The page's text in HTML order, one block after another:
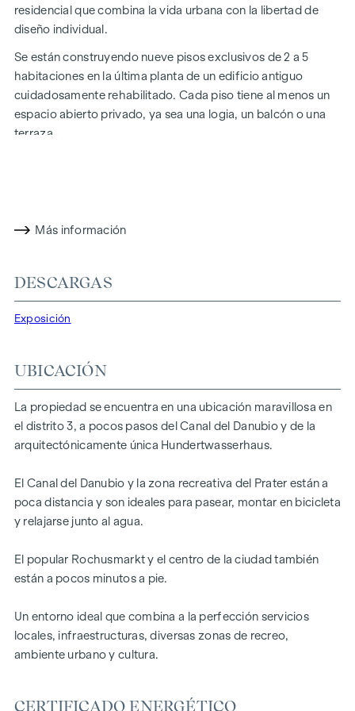
residencial que combina la vida urbana con la libertad de
diseño individual.
Se están construyendo nueve pisos exclusivos de 2 a 5
habitaciones en la última planta de un edificio antiguo
cuidadosamente rehabilitado. Cada piso tiene al menos un
espacio abierto privado, ya sea una logia, un balcón o una
terraza.
concepto global armonioso.
en el exterior: en la libertad de diseño individual de su piso y
en la puerta de su casa, con el Canal del Danubio para correr
por las mañanas y el Prater con su amplia oferta de ocio.
diseño:
sobre plano, lo que le permite decidir personalmente el
diseño y el mobiliario.
arquitectura exclusiva - espacio para su diseño individual
fantásticas vistas y panorámicas sobre la ciudad.
9 exclusivos pisos de pleno dominio
m²
Posibilidad de variantes más grandes (hasta 400 m²)
La casa de sus sueños en sus manos | Las líneas de
Logias, balcones, terrazas y azoteas
Más información
DESCARGAS
Exposición
UBICACIÓN
La propiedad se encuentra en una ubicación maravillosa en
el distrito 3, a pocos pasos del Canal del Danubio y de la
arquitectónicamente única Hundertwasserhaus.
El Canal del Danubio y la zona recreativa del Prater están a
poca distancia y son ideales para pasear, montar en bicicleta
y relajarse junto al agua.
El popular Rochusmarkt y el centro de la ciudad también
están a pocos minutos a pie.
Un entorno ideal que combina a la perfección servicios
locales, infraestructuras, diversas zonas de recreo,
ambiente urbano y cultura.
CERTIFICADO ENERGÉTICO